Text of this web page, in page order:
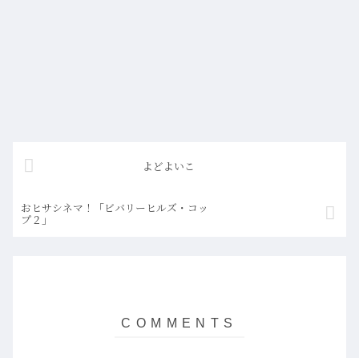
よどよいこ
おヒサシネマ！「ビバリーヒルズ・コッ
プ２」